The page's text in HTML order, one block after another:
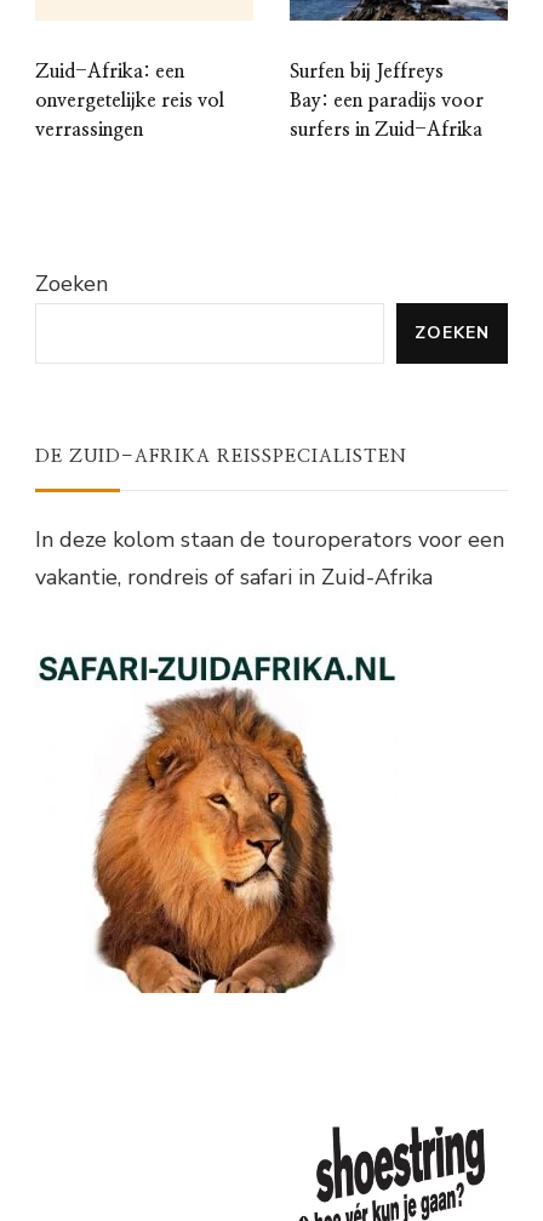
Zuid-Afrika: een
onvergetelijke reis vol
verrassingen
Surfen bij Jeffreys
Bay: een paradijs voor
surfers in Zuid-Afrika
Zoeken
ZOEKEN
DE ZUID-AFRIKA REISSPECIALISTEN
In deze kolom staan de touroperators voor een
vakantie, rondreis of safari in Zuid-Afrika